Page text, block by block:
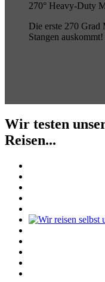
270° Heavy-Duty
Die erste 270 Grad
Stangen auskommt!
Wir testen
Reisen...